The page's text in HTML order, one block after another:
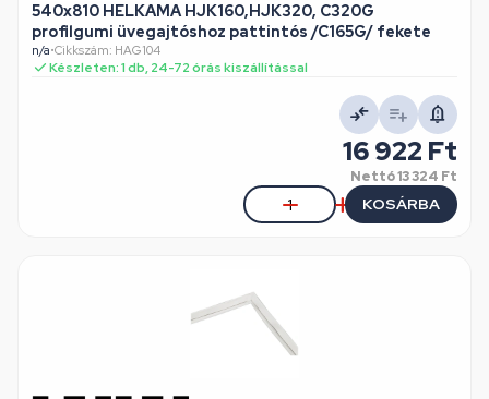
540x810 HELKAMA HJK160,HJK320, C320G
profilgumi üvegajtóshoz pattintós /C165G/ fekete
n/a•Cikkszám: HAG104
Készleten: 1 db, 24-72 órás kiszállítással
16 922 Ft
Nettó13 324 Ft
KOSÁRBA